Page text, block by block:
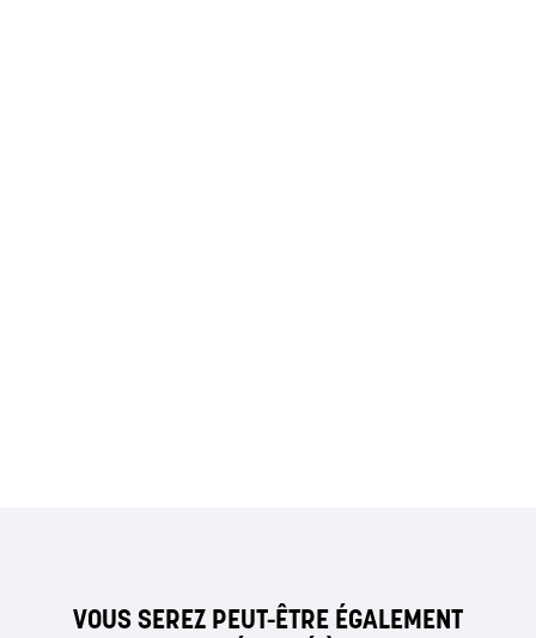
VOUS SEREZ PEUT-ÊTRE ÉGALEMENT